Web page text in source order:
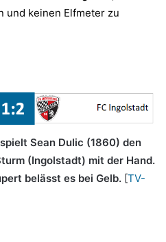
und keinen Elfmeter zu
Sean Dulic (1860) den
(Ingolstadt) mit der Hand.
belässt es bei Gelb. [TV-